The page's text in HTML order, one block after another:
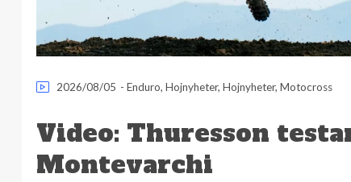
2026/08/05 - Enduro, Hojnyheter, Hojnyheter, Motocross
Video: Thuresson
Montevarchi